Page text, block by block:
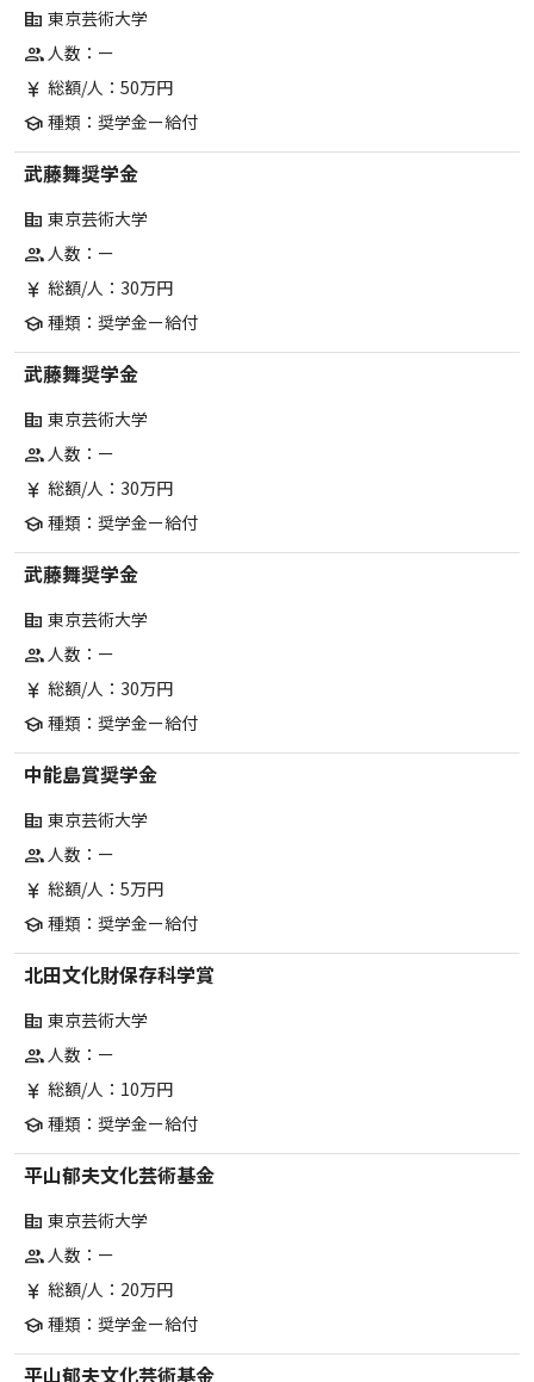
corporate_fare 東京芸術大学
group人数：ー
currency_yen 総額/人：50万円
school 種類：奨学金ー給付
武藤舞奨学金
corporate_fare 東京芸術大学
group人数：ー
currency_yen 総額/人：30万円
school 種類：奨学金ー給付
武藤舞奨学金
corporate_fare 東京芸術大学
group人数：ー
currency_yen 総額/人：30万円
school 種類：奨学金ー給付
武藤舞奨学金
corporate_fare 東京芸術大学
group人数：ー
currency_yen 総額/人：30万円
school 種類：奨学金ー給付
中能島賞奨学金
corporate_fare 東京芸術大学
group人数：ー
currency_yen 総額/人：5万円
school 種類：奨学金ー給付
北田文化財保存科学賞
corporate_fare 東京芸術大学
group人数：ー
currency_yen 総額/人：10万円
school 種類：奨学金ー給付
平山郁夫文化芸術基金
corporate_fare 東京芸術大学
group人数：ー
currency_yen 総額/人：20万円
school 種類：奨学金ー給付
平山郁夫文化芸術基金